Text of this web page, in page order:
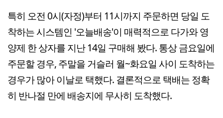
특히 오전 0시(자정)부터 11시까지 주문하면 당일 도
착하는 시스템인 '오늘배송'이 매력적으로 다가와 영
양제 한 상자를 지난 14일 구매해 봤다. 통상 금요일에
주문할 경우, 주말을 거슬러 월~화요일 사이 도착하는
경우가 많아 이날로 택했다. 결론적으로 택배는 정확
히 반나절 만에 배송지에 무사히 도착했다.